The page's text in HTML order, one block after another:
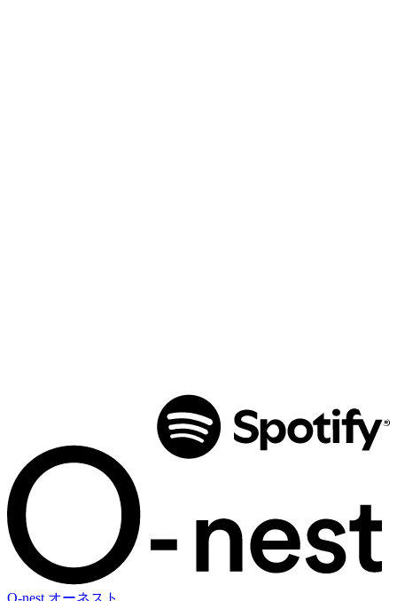
O-nest オーネスト